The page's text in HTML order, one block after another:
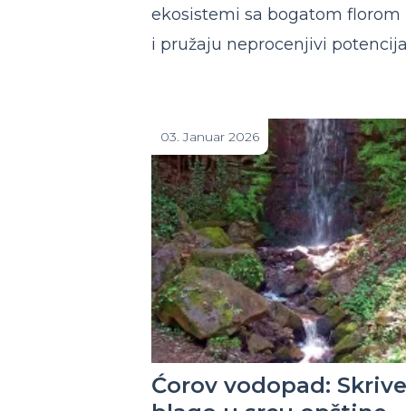
ekosistemi sa bogatom
i pružaju neprocenjivi
03. Januar 2026
Ćorov vodopad: